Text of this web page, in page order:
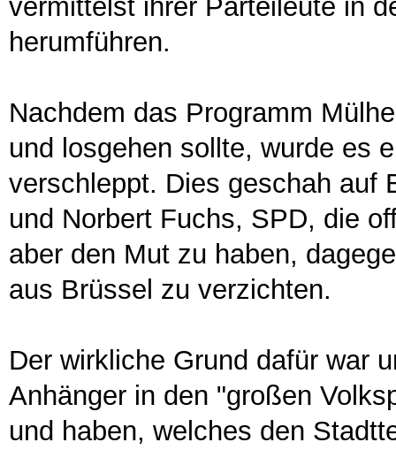
vermittelst ihrer Parteileute in
herumführen.
Nachdem das Programm
und losgehen sollte, wurde es
verschleppt. Dies geschah auf
und Norbert Fuchs, SPD, die
aber den Mut zu haben,
aus Brüssel zu verzichten.
Der wirkliche Grund dafür war
Anhänger in den "großen
und haben, welches den